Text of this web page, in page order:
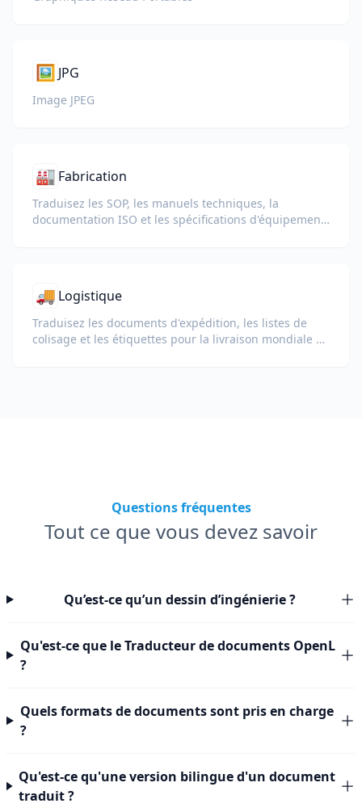
🖼️ JPG
Image JPEG
🏭 Fabrication
Traduisez les SOP, les manuels techniques, la
documentation ISO et les spécifications d'équipement
🚚 Logistique
Traduisez les documents d'expédition, les listes de
colisage et les étiquettes pour la livraison mondiale et
Questions fréquentes
Tout ce que vous devez savoir
Qu’est-ce qu’un dessin d’ingénierie ?
Qu'est-ce que le Traducteur de documents OpenL
?
Quels formats de documents sont pris en charge
?
Qu'est-ce qu'une version bilingue d'un document
traduit ?